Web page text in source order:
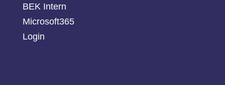
BEK Intern
Microsoft365
Login